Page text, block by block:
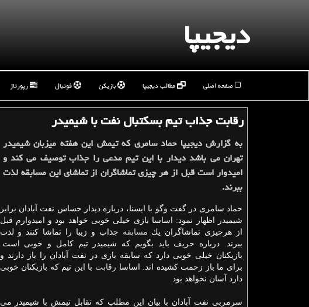
دیجیپا
صفحه اصلی مطالب دیجیپا بازیکن فوتبال رپورتاژ
رقابت جذاب تیم بسكتبال نفت با شیمیدر
به گزارش دیجیپا حماد سامری كه تیمش این هفته میزبان شیمیدر
تهران می باشد دیدار با این تیم مدعی را جذاب توصیف می كند و
امیدوار است قبل از هر چیزی تماشاگران از تماشای این مسابقه لذت
ببرند.
حماد سامری در گفت وگو با ایسنا، درباره دیدار حساس نفت آبادان برابر
شیمیدر اظهار نمود: اساسا بازی خیلی خوبی خواهد بود و امیدوارم قبل
از هرچیزی تماشاگران یك مسابقه جذاب و زیبا را تماشا كنند و لذت
ببرند. درباره حریف باید بگویم كه شیمیدر تیم كامل و خوبی است.
بازیكنان خیلی خوبی دارد كه سابقه بازی در نفت آبادان را باز دارند و
برای ما باز زحمت كشیده اند. اساسا رقابت با این تیم كه بازیكنان خوبی
دارد آسان نخواهد بود.
سرمربی نفت آبادان با بیان این مطلب كه تقابل تیمش با شیمیدر می